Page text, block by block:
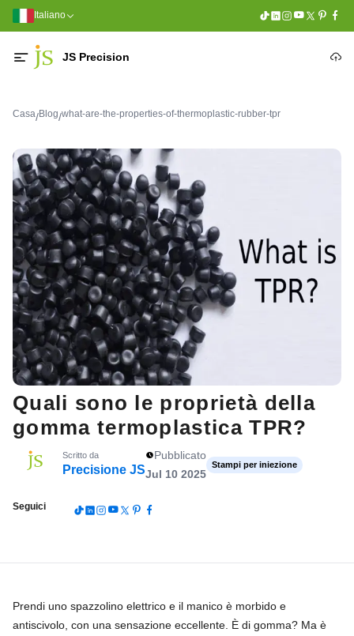
Italiano
JS Precision
Casa/Blog/what-are-the-properties-of-thermoplastic-rubber-tpr
Quali sono le proprietà della
gomma termoplastica TPR?
Scritto da
Precisione JS
Pubblicato
Jul 10 2025
Stampi per iniezione
Seguici
Prendi uno spazzolino elettrico e il manico è morbido e
antiscivolo, con una sensazione eccellente. È di gomma? Ma è